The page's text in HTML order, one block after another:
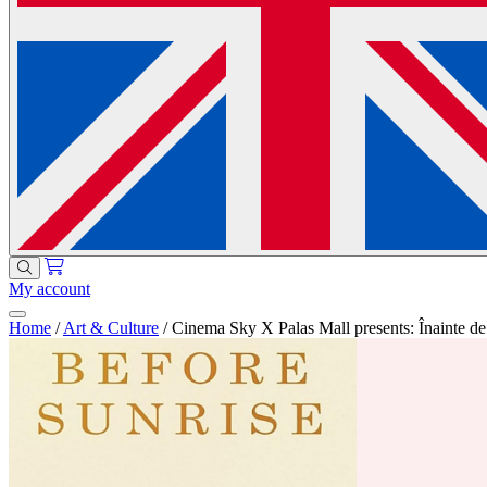
My account
Home / Art & Culture / Cinema Sky X Palas Mall presents: Înainte